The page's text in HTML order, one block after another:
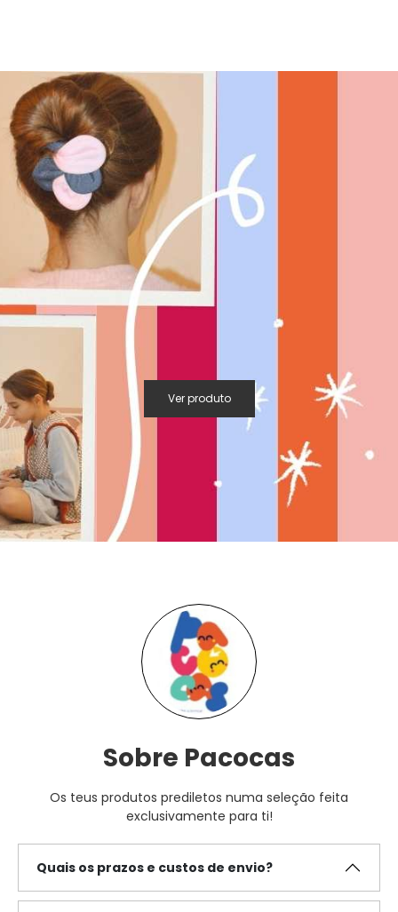
Ver produto
Sobre Pacocas
Os teus produtos prediletos numa seleção feita
exclusivamente para ti!
Quais os prazos e custos de envio?